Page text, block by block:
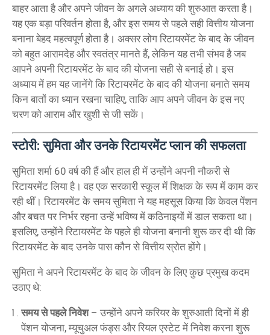
बाहर आता है और अपने जीवन के अगले अध्याय की शुरुआत करता है।
यह एक बड़ा परिवर्तन होता है, और इस समय से पहले सही वित्तीय योजना
बनाना बेहद महत्वपूर्ण होता है। अक्सर लोग रिटायरमेंट के बाद के जीवन
को बहुत आरामदेह और स्वतंत्र मानते हैं, लेकिन यह तभी संभव है जब
आपने अपनी रिटायरमेंट के बाद की योजना सही से बनाई हो। इस
अध्याय में हम यह जानेंगे कि रिटायरमेंट के बाद की योजना बनाते समय
किन बातों का ध्यान रखना चाहिए, ताकि आप अपने जीवन के इस नए
चरण को आराम और खुशी से जी सकें।
स्टोरी: सुमिता और उनके रिटायरमेंट प्लान की सफलता
सुमिता शर्मा 60 वर्ष की हैं और हाल ही में उन्होंने अपनी नौकरी से
रिटायरमेंट लिया है। वह एक सरकारी स्कूल में शिक्षक के रूप में काम कर
रही थीं। रिटायरमेंट के समय सुमिता ने यह महसूस किया कि केवल पेंशन
और बचत पर निर्भर रहना उन्हें भविष्य में कठिनाइयों में डाल सकता था।
इसलिए, उन्होंने रिटायरमेंट के पहले ही योजना बनानी शुरू कर दी थी कि
रिटायरमेंट के बाद उनके पास कौन से वित्तीय स्रोत होंगे।
सुमिता ने अपने रिटायरमेंट के बाद के जीवन के लिए कुछ प्रमुख कदम
उठाए थे:
समय से पहले निवेश– उन्होंने अपने करियर के शुरुआती दिनों में ही
पेंशन योजना, म्यूचुअल फंड्स और रियल एस्टेट में निवेश करना शुरू